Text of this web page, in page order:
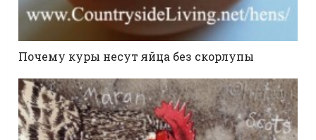
Почему куры несут яйца без скорлупы